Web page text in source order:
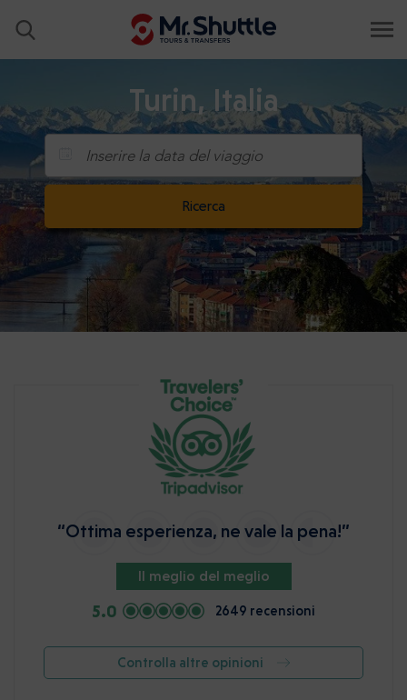
Turin, Italia
Inserire la data del viaggio
Ricerca
“Ottima esperienza, ne vale la pena!”
Il meglio del meglio
5.0 2649 recensioni
Controlla altre opinioni